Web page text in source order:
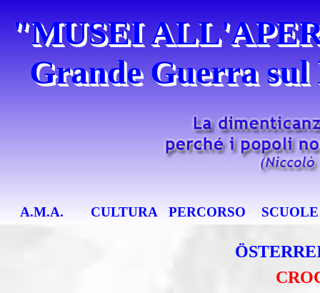
Salta menù
A.M.A. CULTURA PERCORSO SCUOLE
"MUSEI
Grande Guerra